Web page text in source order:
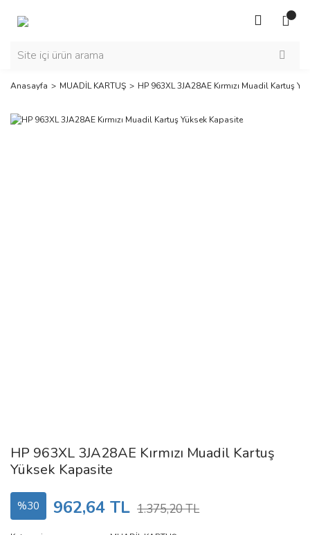
Anasayfa MUADİL KARTUŞ HP 963XL 3JA28AE Kırmızı Muadil Kartuş
HP 963XL 3JA28AE Kırmızı Muadil Kartuş
Yüksek Kapasite
%30 962,64 TL 1.375,20 TL